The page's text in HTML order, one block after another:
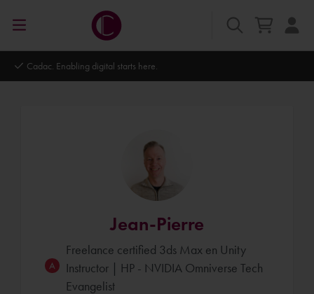
Autodesk Platinum Partner
Jean-Pierre
Freelance certified 3ds Max en Unity
Instructor | HP - NVIDIA Omniverse Tech
Evangelist